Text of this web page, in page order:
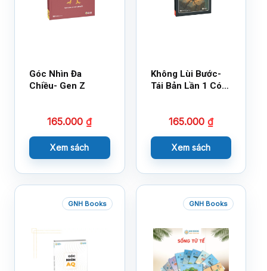
Góc Nhìn Đa
Chiều- Gen Z
165.000₫
Xem sách
Không Lùi Bước-
Tái Bản Lần 1 Có
165.000 ₫
Xem sách
GNH Books GNH Books